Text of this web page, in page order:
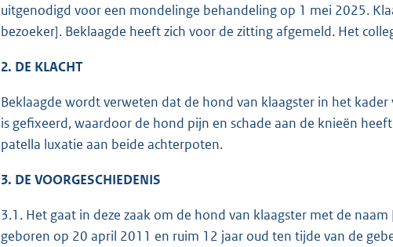
uitgenodigd voor een mondelinge behandeling op 1 mei 2025.
bezoeker]. Beklaagde heeft zich voor de zitting afgemeld. Het
2. DE KLACHT
Beklaagde wordt verweten dat de hond van klaagster in het
is gefixeerd, waardoor de hond pijn en schade aan de knieën
patella luxatie aan beide achterpoten.
3. DE VOORGESCHIEDENIS
3.1. Het gaat in deze zaak om de hond van klaagster met de
geboren op 20 april 2011 en ruim 12 jaar oud ten tijde van de